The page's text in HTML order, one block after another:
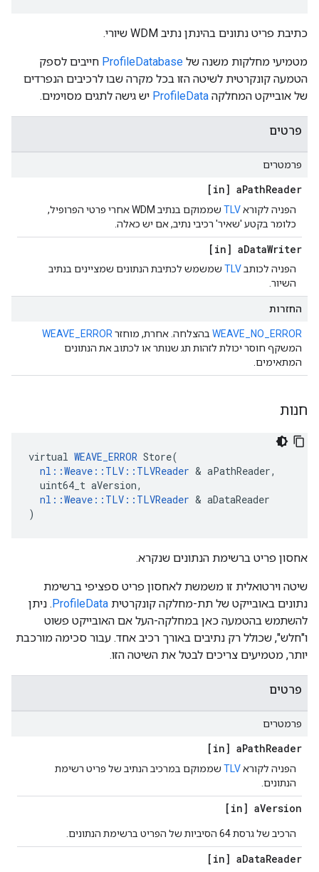
כתיבת פריט נתונים בהינתן נתיב WDM שיורי.
מטמיעי מחלקות משנה של ProfileDatabase חייבים לספק
הטמעה קונקרטית לשיטה הזו בכל מקרה שבו לרכיבים הנפרדים
של אובייקט המחלקה ProfileData יש גישה לתגים מסוימים.
פרטים
פרמטרים
[in] aPathReader
הפניה לקוראTLV
שממוקם בנתיב WDM אחרי פרטי הפרופיל,
כלומר בקטע 'שאיר' רכיבי נתיב, אם יש כאלה.
[in] aDataWriter
הפניה לכותבTLV שמשמש לכתיבת הנתונים שמציינים בנתיב
השיור.
החזרות
WEAVE_NO_ERROR בהצלחה. אחרת, מוחזר WEAVE_ERROR
המשקף חוסר יכולת לזהות תג שנותר או לכתוב את הנתונים
המתאימים.
חנות
virtual WEAVE_ERROR Store(
nl::Weave::TLV::TLVReader & aPathReader,
  uint64_t aVersion,
nl::Weave::TLV::TLVReader & aDataReader
)
אחסון פריט ברשימת הנתונים שנקרא.
שיטה וירטואלית זו משמשת לאחסון פריט ספציפי ברשימת
נתונים באובייקט של תת-מחלקה קונקרטית ProfileData. ניתן
להשתמש בהטמעה כאן במחלקה-העל אם האובייקט פשוט
ו"חלש", שכולל רק נתיבים באורך רכיב אחד. עבור סכימה מורכבת
יותר, מטמיעים צריכים לבטל את השיטה הזו.
פרטים
פרמטרים
[in] aPathReader
הפניה לקוראTLV שממוקם במרכיב הנתיב של פריט רשימת
הנתונים.
[in] aVersion
הרכיב של גרסת 64 הסיביות של הפריט ברשימת הנתונים.
[in] aDataReader